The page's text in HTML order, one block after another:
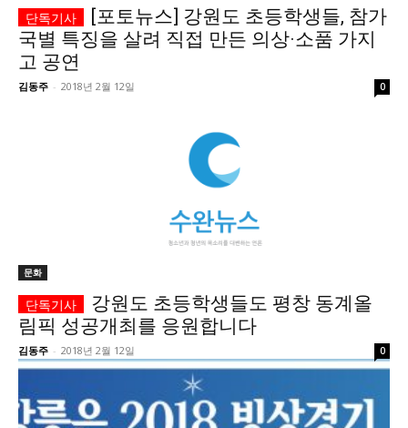
멤버십 소개 이니셔티브
커리어
기자단 참여
보도자료 작성 서비스
멤버십 소개 이니셔티브
커리어
기자단 참여
보도자료 작성 서비스
[포토뉴스] 강원도 초등학생들, 참가
국별 특징을 살려 직접 만든 의상·소품 가지
고 공연
김동주 - 2018년 2월 12일 0
문화
강원도 초등학생들도 평창 동계올
림픽 성공개최를 응원합니다
김동주 - 2018년 2월 12일 0